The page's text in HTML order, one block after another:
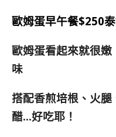
歐姆蛋早午餐$250
歐姆蛋看起來就很
味
搭配香煎培根、火
醋…好吃耶！